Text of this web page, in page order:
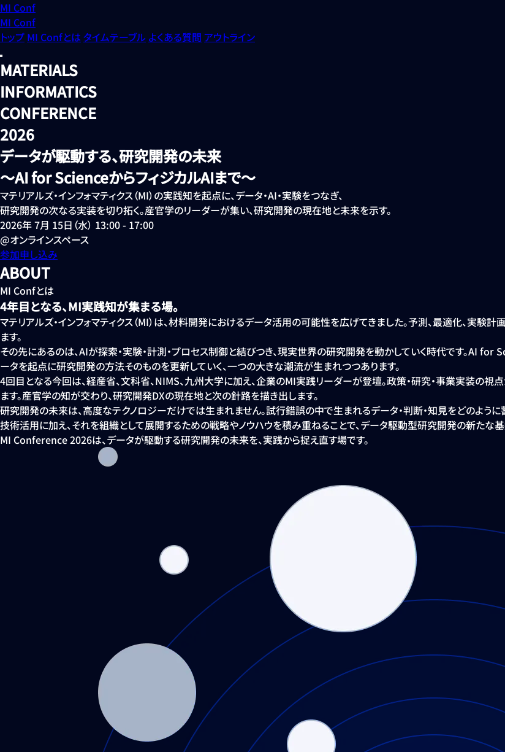
MI Conf
MI Conf
トップ MI Confとは タイムテーブル よくある質問 アウトライン
MATERIALS
INFORMATICS
CONFERENCE
2026
データが駆動する、研究開発の未来
〜AI for ScienceからフィジカルAIまで〜
マテリアルズ・インフォマティクス（MI）の実践知を起点に、データ・AI・実験をつなぎ、
研究開発の次なる実装を切り拓く。産官学のリーダーが集い、研究開発の現在地と未来を示す。
2026年7月 15日（水） 13:00 - 17:00
@オンラインスペース
参加申し込み
ABOUT
MI Confとは
4年目となる、MI実践知が集まる場。
マテリアルズ・インフォマティクス（MI）は、材料開発におけるデータ活用の可能性を広げてきました。予測、最適化、実
ます。
その先にあるのは、AIが探索・実験・計測・プロセス制御と結びつき、現実世界の研究開発を動かしていく時代です。AI for
ータを起点に研究開発の方法そのものを更新していく、一つの大きな潮流が生まれつつあります。
4回目となる今回は、経産省、文科省、NIMS、九州大学に加え、企業のMI実践リーダーが登壇。政策・研究・事業実装の
ます。産官学の知が交わり、研究開発DXの現在地と次の針路を描き出します。
研究開発の未来は、高度なテクノロジーだけでは生まれません。試行錯誤の中で生まれるデータ・判断・知見をどのよう
技術活用に加え、それを組織として展開するための戦略やノウハウを積み重ねることで、データ駆動型研究開発の新たな
MI Conference 2026は、データが駆動する研究開発の未来を、実践から捉え直す場です。